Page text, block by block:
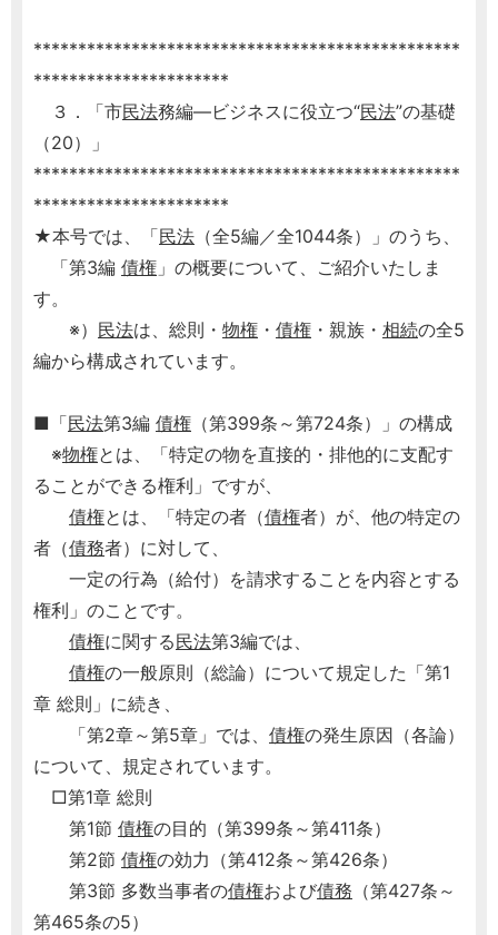
************************************************
**********************
３．「市民法務編―ビジネスに役立つ“民法”の基礎
（20）」
************************************************
**********************
★本号では、「民法 （全5編／全1044条）」のうち、
「第3編 債権 」の概要について、ご紹介いたしま
す。
※） 民法は、総則・ 物権 ・ 債権 ・親族・ 相続の全5
編から構成されています。
■「民法第3編 債権 （第399条～第724条）」の構成
※物権とは、「特定の物を直接的・排他的に支配す
ることができる権利」ですが、
債権とは、「特定の者（債権者）が、他の特定の
者（債務者）に対して、
一定の行為（給付）を請求することを内容とする
権利」のことです。
債権に関する民法第3編では、
債権の一般原則（総論）について規定した「第1
章 総則」に続き、
「第2章～第5章」では、 債権の発生原因（各論）
について、規定されています。
□第1章 総則
第1節 債権の目的（第399条～第411条）
第2節 債権の効力（第412条～第426条）
第3節 多数当事者の債権および債務 （第427条～
第465条の5）